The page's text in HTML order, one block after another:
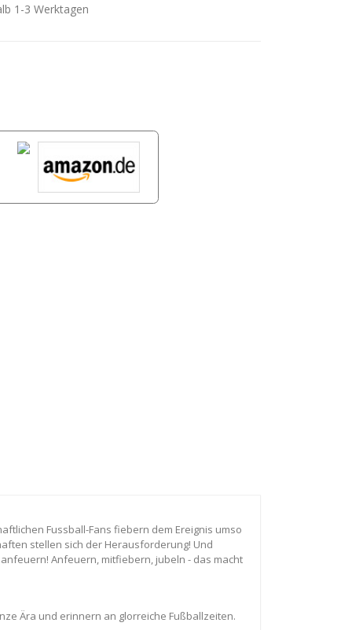
1-3 Werktagen
Fussball-Fans fiebern dem Ereignis umso
stellen sich der Herausforderung! Und
Anfeuern, mitfiebern, jubeln - das macht
Ära und erinnern an glorreiche Fußballzeiten.